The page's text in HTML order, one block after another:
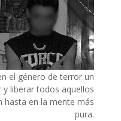
el género deterror un
liberar todos aquellos
hasta en la mente más
pura.